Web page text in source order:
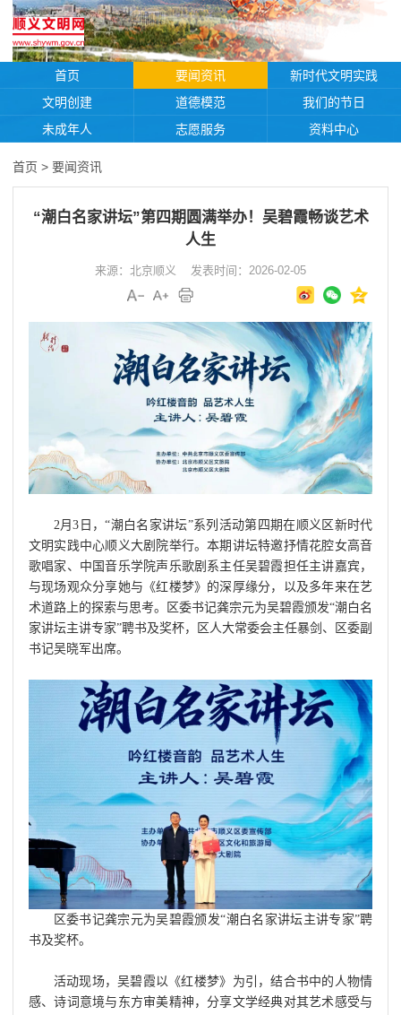
首页 要闻资讯
新时代文明实践
文明创建
道德模范
我们的节日
未成年人
志愿服务 资料中心
首页 > 要闻资讯
“潮白名家讲坛”第四期圆满举办！吴碧霞畅谈艺术
人生
来源：北京顺义 发表时间：2026-02-05
2月3日，“潮白名家讲坛”系列活动第四期在顺义区新时代
文明实践中心顺义大剧院举行。本期讲坛特邀抒情花腔女高音
歌唱家、中国音乐学院声乐歌剧系主任吴碧霞担任主讲嘉宾，
与现场观众分享她与《红楼梦》的深厚缘分，以及多年来在艺
术道路上的探索与思考。区委书记龚宗元为吴碧霞颁发“潮白名
家讲坛主讲专家”聘书及奖杯，区人大常委会主任暴剑、区委副
书记吴晓军出席。
区委书记龚宗元为吴碧霞颁发“潮白名家讲坛主讲专家”聘
书及奖杯。
活动现场，吴碧霞以《红楼梦》为引，结合书中的人物情
感、诗词意境与东方审美精神，分享文学经典对其艺术感受与